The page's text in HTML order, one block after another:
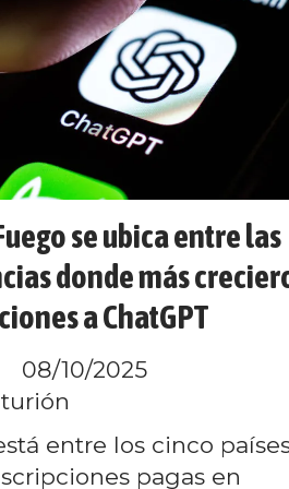
se ubica entre las
donde más
a ChatGPT
08/10/2025
entre los cinco
pagas en